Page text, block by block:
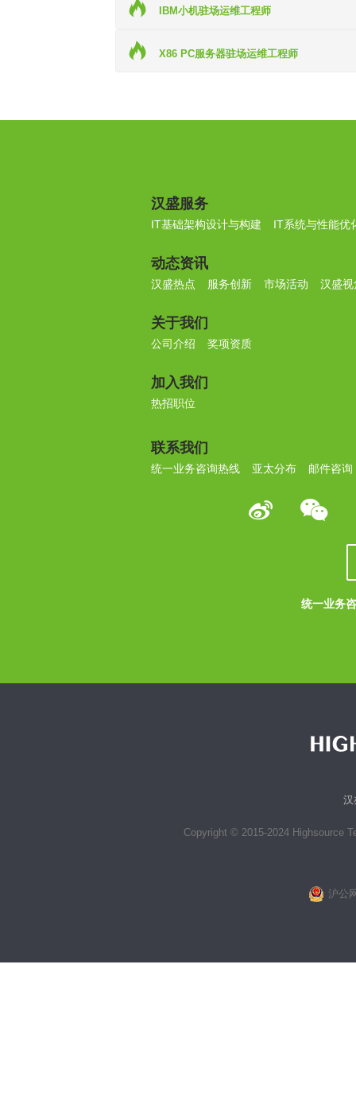
IBM小机驻场运维工程师
X86 PC服务器驻场运维工程师
汉盛服务
IT基础架构设计与构建 IT系统与性能优
动态资讯
汉盛热点 服务创新 市场活动 汉盛视
关于我们
公司介绍 奖项资质
加入我们
热招职位
联系我们
统一业务咨询热线 亚太分布 邮件咨询
统一业务
汉
Copyright © 2015-2024 Highsource
沪公